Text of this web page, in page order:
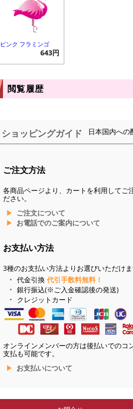
ピンク フラミンゴ
643円
閲覧履歴
ショッピングガイド 日本国内への
ご注文方法
各商品ページより、カートを利用してご
ださい。
ご注文について
お電話でのご案内について
お支払い方法
3種のお支払い方法よりお選びいただけま
代金引換 代引手数料無料！
銀行振込(※ご入金確認後の発送)
クレジットカード
オンラインメンバーの方は後払いでのコ
支払も可能です。
お支払いについて